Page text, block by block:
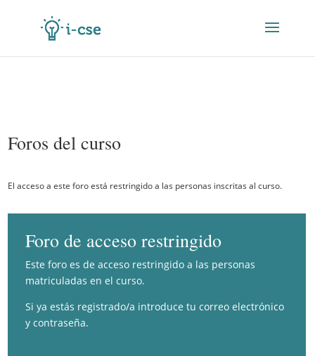
Foros del curso
El acceso a este foro está restringido a las personas inscritas al curso.
Foro de acceso restringido
Este foro es de acceso restringido a las personas
matriculadas en el curso.
Si ya estás registrado/a introduce tu correo electrónico
y contraseña.